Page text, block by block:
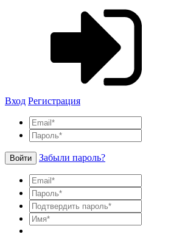
Вход Регистрация
Войти Забыли пароль?